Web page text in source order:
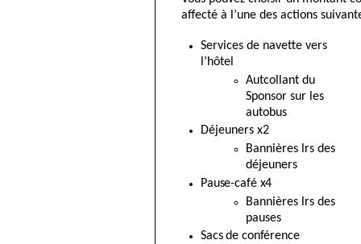
affecté à l’une des actions
Services de navette vers
l’hôtel
Autcollant du
Sponsor sur les
autobus
Déjeuners x2
Bannières lrs des
déjeuners
Pause-café x4
Bannières lrs des
pauses
Sacs de conférence